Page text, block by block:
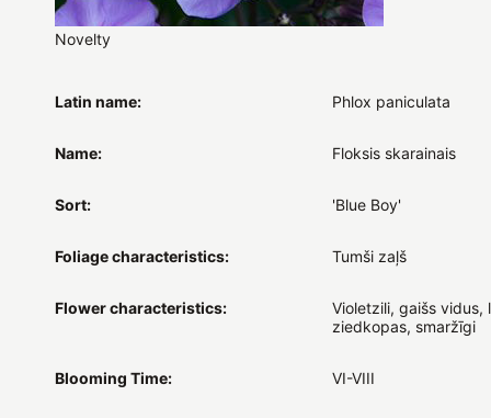
Novelty
Latin name: Phlox paniculata
Name: Floksis skarainais
Sort: 'Blue Boy'
Foliage characteristics: Tumši zaļš
Flower characteristics:
Violetzili, gaišs vidus,
ziedkopas, smaržīgi
Blooming Time: VI-VIII